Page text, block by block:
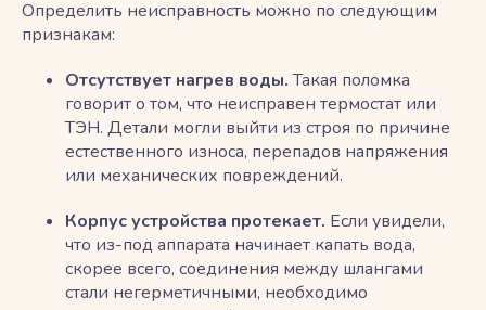
Определить неисправность можно по следующим
признакам:
Отсутствует нагрев воды.Такая поломка
говорит о том, что неисправен термостат или
ТЭН. Детали могли выйти из строя по причине
естественного износа, перепадов напряжения
или механических повреждений.
Корпус устройства протекает. Если увидели,
что из-под аппарата начинает капать вода,
скорее всего, соединения между шлангами
стали негерметичными, необходимо